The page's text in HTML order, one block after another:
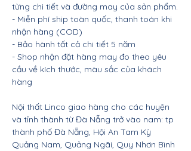
từng chi tiết và đường may của sản phẩm.
- Miễn phí ship toàn quốc, thanh toán khi
nhận hàng (COD)
- Bảo hành tất cả chi tiết 5 năm
- Shop nhận đặt hàng may đo theo yêu
cầu về kích thước, màu sắc của khách
hàng
Nội thất Linco giao hàng cho các huyện
và tỉnh thành từ Đà Nẵng trở vào nam: tp
thành phố Đà Nẵng, Hội An Tam Kỳ
Quảng Nam, Quảng Ngãi, Quy Nhơn Bình